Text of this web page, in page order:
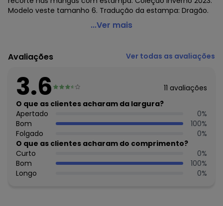
Modelo veste tamanho 6. Tradução da estampa: Dragão.
Abrange - Jaqueta Dragon Cinza
Modelagem: Ampla
Modelo: Alongado
Forro: Não
Decote Frente : Redondo
Fornecedor: ABRANGE INDÚSTRIA E COMÉRCIO DE CONFECÇÕ
/ CNPJ 78.072.340/0019-4
Feito: no Brasil
Cuidados para conservação do produto: Temperatura
máxima de lavagem 30C. Não alvejar. Não passar sobre a
estampa
Tecido: Moletom Felpado
Composição: Jaqueta/Capuz 100% Algodão
...Ver mais
Avaliações Ver todas as avaliações
3.6 11 avaliações
O que as clientes acharam da largura?
Apertado
0%
Bom
100%
Folgado
0%
O que as clientes acharam do comprimento?
Curto
0%
Bom
100%
Longo
0%